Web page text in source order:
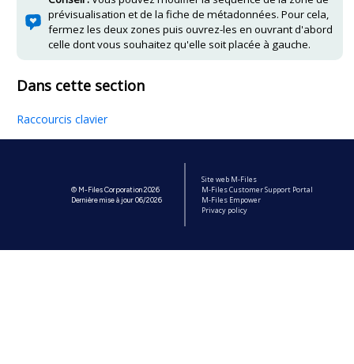
prévisualisation et de la fiche de métadonnées. Pour cela,
fermez les deux zones puis ouvrez-les en ouvrant d'abord
celle dont vous souhaitez qu'elle soit placée à gauche.
Dans cette section
Raccourcis clavier
© M-Files Corporation 2026
Dernière mise à jour 06/2026
Site web M-Files
M-Files Customer Support Portal
M-Files Empower
Privacy policy